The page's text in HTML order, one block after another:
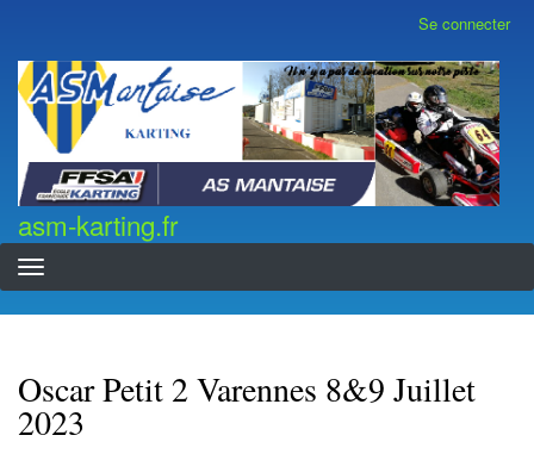
contenu
principal
compte
de
l'utilisateur
Se connecter
asm-karting.fr
asm-karting.fr
Oscar Petit 2 Varennes 8&9 Juillet
2023